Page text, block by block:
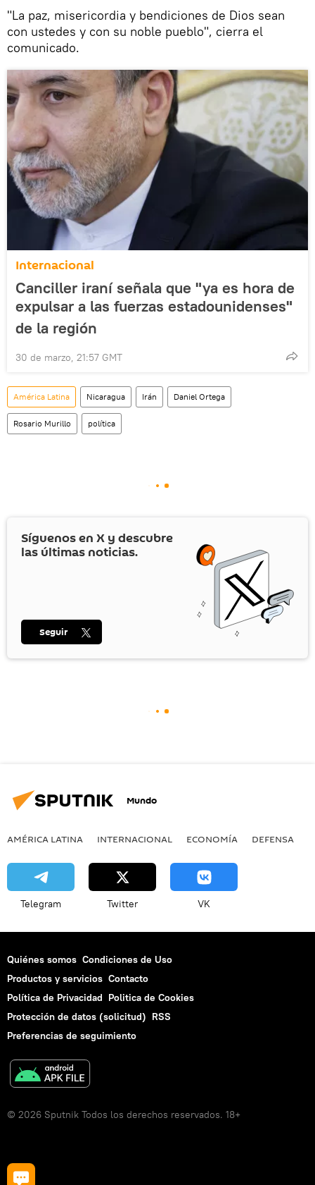
"La paz, misericordia y bendiciones de Dios sean
con ustedes y con su noble pueblo", cierra el
comunicado.
Internacional
Canciller iraní señala que "ya es hora de
expulsar a las fuerzas estadounidenses"
de la región
30 de marzo, 21:57 GMT
América Latina Nicaragua Irán Daniel Ortega
Rosario Murillo política
Síguenos en X y descubre
las últimas noticias.
Seguir
Mundo
AMÉRICA LATINA INTERNACIONAL ECONOMÍA DEFENSA
Telegram Twitter VK
Quiénes somos Condiciones de Uso
Productos y servicios Contacto
Política de Privacidad Politica de Cookies
Protección de datos (solicitud) RSS
Preferencias de seguimiento
© 2026 Sputnik Todos los derechos reservados. 18+